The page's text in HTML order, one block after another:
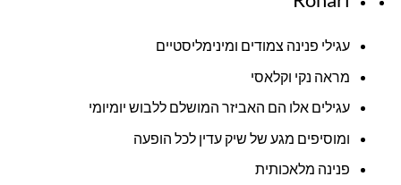
עגילי פנינה צמודים ומינימליסטיים
מראה נקי וקלאסי
עגילים אלו הם האביזר המושלם ללבוש יומיומי
ומוסיפים מגע של שיק עדין לכל הופעה
פנינה מלאכותית